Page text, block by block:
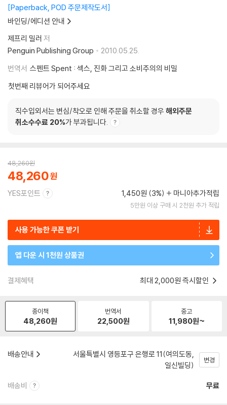
Paperback, POD 주문제작도서
바인딩/에디션 안내
제프리 밀러 저
Penguin Publishing Group
2010.05.25.
번역서 스펜트 Spent : 섹스, 진화 그리고 소비주의의 비밀
첫번째 리뷰어가 되어주세요
직수입외서는 변심/착오로 인해 주문을 취소할 경우 해외주문
취소수수료 20%가 부과됩니다.
48,260원
48,260
YES포인트 1,450원 (3%) 마니아추가적립
5만원 이상 구매 시 2천원 추가 적립
사용 가능한 쿠폰 받기
앱 다운 시 1천원 상품권
결제혜택 최대 2,000원 즉시할인
종이책
48,260원
번역서
22,500원
중고
11,980원~
배송안내
서울특별시 영등포구 은행로 11(여의도동,
일신빌딩)
변경
배송비 무료